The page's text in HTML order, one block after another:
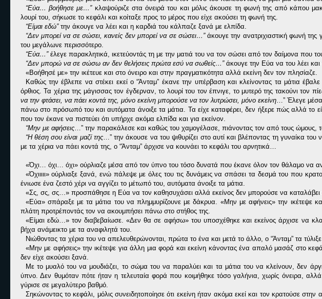
“Εύα… βοήθησε με…”κλαψούριζε στα όνειρά του και μόλις άκουσε τη φωνή της από κάπου
λουρί του, σήκωσε το κεφάλι και κοίταξε προς το μέρος που είχε ακούσει τη φωνή της.
“Είμαι εδώ”την άκουγε να λέει και η καρδιά του κάλπαζε ξανά με ελπίδα.
“Δεν μπορεί να σε σώσει, κανείς δεν μπορεί να σε σώσει…”άκουγε την ανατριχιαστική φωνή
του μεγάλωνε περισσότερο.
“Εύα…” έλεγε παρακλητικά, ικετεύοντάς τη με την ματιά του να τον σώσει από τον δαίμονα που
“Δεν μπορώ να σε σώσω αν δεν θελήσεις πρώτα εσύ να σωθείς…” άκουγε την Εύα να του λέει
«Βοήθησέ με» την ικέτευε και στο όνειρο και στην πραγματικότητα αλλά εκείνη δεν τον πλησίαζε.
Καθώς την έβλεπε να στέκει εκεί ο “Άνταμ” έκανε την υπέρβαση και κλείνοντας τα μάτια
όρθιος. Τα χέρια της μάγισσας τον έγδερναν, το λουρί του τον έπνιγε, το μυτερό της τακούνι τον
να την φτάσει, να πάει κοντά της, μόνο εκείνη μπορούσε να τον λυτρώσει, μόνο εκείνη…” Έλεγε μέσα
πάνω στο πρόσωπό του και αυτόματα άνοιξε τα μάτια. Τα είχε καταφέρει, δεν ήξερε πώς αλλά το
που τον έκανε να πιστεύει ότι υπήρχε ακόμα ελπίδα και για εκείνον.
“Μην με αφήσεις…” την παρακάλεσε και καθώς του χαμογέλασε, πιάνοντας τον από τους ώμους,
“Η θέση σου είναι μαζί της…” την άκουσε να του ψιθυρίζει στο αυτί και βλέποντας τη γυναίκα
με τα χέρια να πάει κοντά της, ο “Άνταμ” άρχισε να κουνάει το κεφάλι του αρνητικά…
«Όχι… όχι… όχι» ούρλιαζε μέσα από τον ύπνο του τόσο δυνατά που έκανε όλον τον θάλαμο να
«Όχιιιιι» ούρλιαξε ξανά, ενώ πάλεψε με όλες του τις δυνάμεις να σπάσει τα δεσμά του που
ένιωσε ένα ζεστό χέρι να αγγίζει το μέτωπό του, αυτόματα άνοιξε τα μάτια.
«Σς, σς, σς…» προσπάθησε η Εύα να τον καθησυχάσει αλλά εκείνος δεν μπορούσε να καταλάβει
«Εύα» σπάραξε με τα μάτια του να πλημμυρίζουνε με δάκρυα. «Μην με αφήνεις» την ικέτεψε
πλάτη προτρέποντάς τον να ακουμπήσει πάνω στο στήθος της.
«Είμαι εδώ…» τον διαβεβαίωσε. «Δεν θα σε αφήσω» του υποσχέθηκε και εκείνος άρχισε να
βήχα ανάμεικτο με τα αναφιλητά του.
Νιώθοντας τα χέρια του να απελευθερώνονται, πρώτα το ένα και μετά το άλλο, ο “Άνταμ” τα
«Μην με αφήσεις» την ικέτεψε για άλλη μια φορά και εκείνη κάνοντας ένα απαλό μασάζ στο
δεν είχε ακούσει ξανά.
Με το μυαλό του να μουδιάζει, το σώμα του να παραλύει και τα μάτια του να κλείνουν, δεν
ύπνο. Δεν θυμόταν πότε ήταν η τελευταία φορά που κοιμήθηκε τόσο γαλήνια, χωρίς όνειρα,
γύρισε σε μεγαλύτερο βαθμό.
Σηκώνοντας το κεφάλι, μόλις συνειδητοποίησε ότι εκείνη ήταν ακόμα εκεί και τον κρατούσε